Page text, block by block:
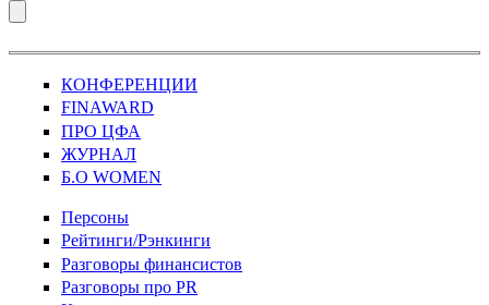
КОНФЕРЕНЦИИ
FINAWARD
ПРО ЦФА
ЖУРНАЛ
Б.О WOMEN
Персоны
Рейтинги/Рэнкинги
Разговоры финансистов
Разговоры про PR